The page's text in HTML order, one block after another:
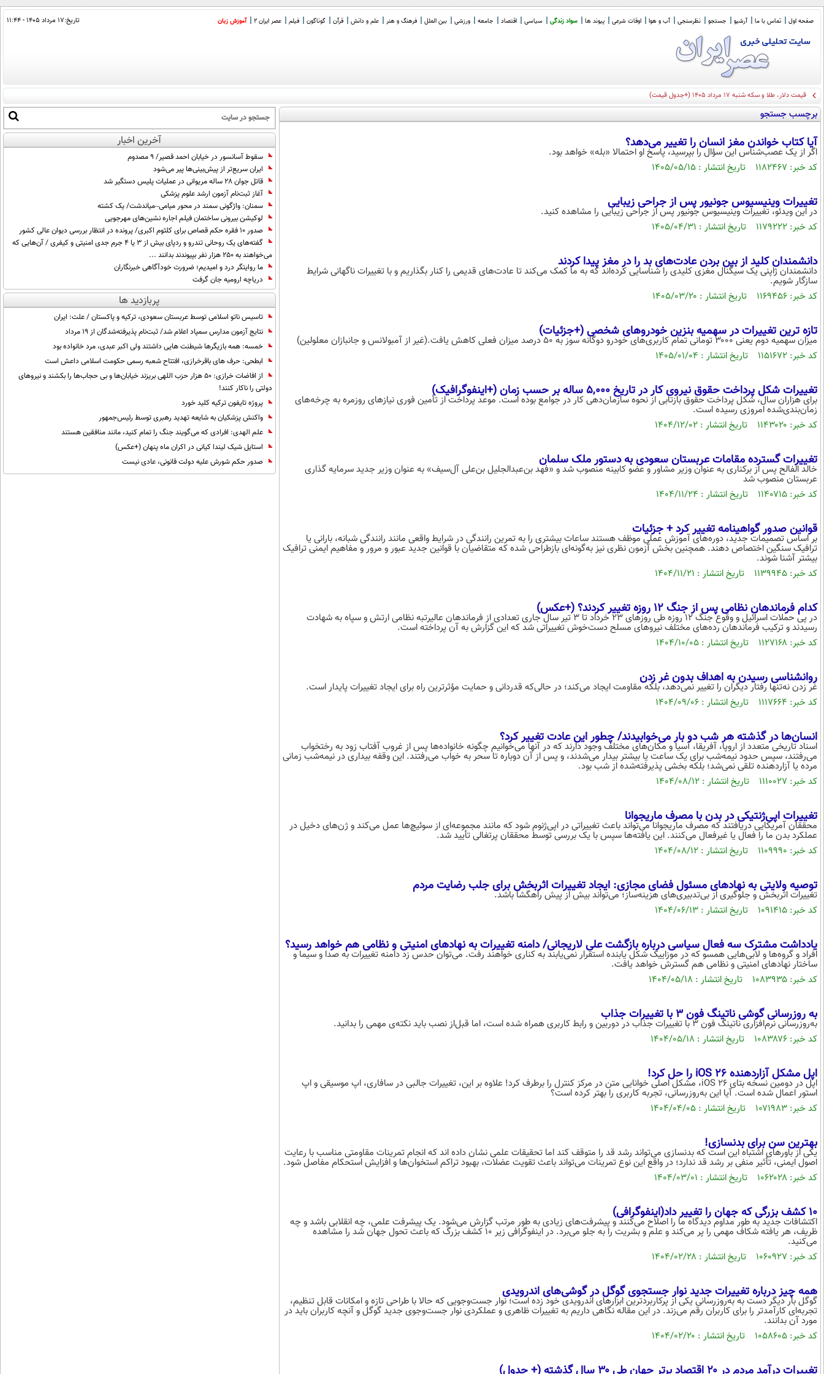
صفحه اول تماس با ما آرشیو جستجو نظرسنجی آب و هوا اوقات شرعی پیوند ها سواد زندگی سیاسی اقتصاد جامعه ورزشی بین الملل فرهنگ و هنر علم و دانش قرآن گوناگون فیلم عصر ایران 2 آموزش زبان تاریخ:۱۷ مرداد ۱۴۰۵ - ۱۱:۴۴
قیمت دلار، طلا و سکه شنبه ۱۷ مرداد ۱۴۰۵ (+جدول قیمت)
برچسب جستجو
آیا کتاب خواندن مغز انسان را تغییر می‌دهد؟
اگر از یک عصب‌شناس این سؤال را بپرسید، پاسخ او احتمالا «بله» خواهد بود.
کد خبر: ۱۱۸۲۴۶۷ تاریخ انتشار : ۱۴۰۵/۰۵/۱۵
تغییرات وینیسیوس جونیور پس از جراحی زیبایی
در این ویدئو، تغییرات وینیسیوس جونیور پس از جراحی زیبایی را مشاهده کنید.
کد خبر: ۱۱۷۹۲۲۲ تاریخ انتشار : ۱۴۰۵/۰۴/۳۱
دانشمندان کلید از بین بردن عادت‌های بد را در مغز پیدا کردند
دانشمندان ژاپنی یک سیگنال مغزی کلیدی را شناسایی کرده‌اند که به ما کمک می‌کند تا عادت‌های قدیمی را کنار بگذاریم و با تغییرات ناگهانی شرایط
سازگار شویم.
کد خبر: ۱۱۶۹۴۵۶ تاریخ انتشار : ۱۴۰۵/۰۳/۲۰
تازه ترین تغییرات در سهمیه بنزین خودروهای شخصی (+جزئیات)
میزان سهمیه دوم یعنی ۳۰۰۰ تومانی تمام کاربری‌های خودرو دوگانه سوز به ۵۰ درصد میزان فعلی کاهش یافت.(غیر از آمبولانس و جانبازان معلولین)
کد خبر: ۱۱۵۱۶۷۲ تاریخ انتشار : ۱۴۰۵/۰۱/۰۴
تغییرات شکل پرداخت حقوق نیروی کار در تاریخ ۵,۰۰۰ ساله بر حسب زمان (+اینفوگرافیک)
برای هزاران سال، شکل پرداخت حقوق بازتابی از نحوه سازمان‌دهی کار در جوامع بوده است. موعد پرداخت از تأمین فوری نیازهای روزمره به چرخه‌های
زمان‌بندی‌شده امروزی رسیده است.
کد خبر: ۱۱۴۳۰۲۰ تاریخ انتشار : ۱۴۰۴/۱۲/۰۲
تغییرات گسترده مقامات عربستان سعودی به دستور ملک سلمان
خالد الفالح پس از برکناری به عنوان وزیر مشاور و عضو کابینه منصوب شد و «فهد بن‌عبدالجلیل بن‌علی آل‌سیف» به عنوان وزیر جدید سرمایه گذاری
عربستان منصوب شد
کد خبر: ۱۱۴۰۷۱۵ تاریخ انتشار : ۱۴۰۴/۱۱/۲۴
قوانین صدور گواهینامه تغییر کرد + جزئیات
بر اساس تصمیمات جدید، دوره‌های آموزش عملی موظف‌ هستند ساعات بیشتری را به تمرین رانندگی در شرایط واقعی مانند رانندگی شبانه، بارانی یا
ترافیک سنگین اختصاص دهند. همچنین بخش آزمون نظری نیز به‌گونه‌ای بازطراحی شده که متقاضیان با قوانین جدید عبور و مرور و مفاهیم ایمنی ترافیک
بیشتر آشنا شوند.
کد خبر: ۱۱۳۹۹۴۵ تاریخ انتشار : ۱۴۰۴/۱۱/۲۱
کدام فرماندهان نظامی پس از جنگ 12 روزه تغییر کردند؟ (+عکس)
در پی حملات اسرائیل و وقوع جنگ ۱۲ روزه طی روزهای ۲۳ خرداد تا ۳ تیر سال جاری تعدادی از فرماندهان عالیرتبه نظامی ارتش و سپاه به شهادت
رسیدند و ترکیب فرماندهان رده‌های مختلف نیروهای مسلح دست‌خوش تغییراتی شد که این گزارش به آن پرداخته است.
کد خبر: ۱۱۲۷۱۶۸ تاریخ انتشار : ۱۴۰۴/۱۰/۰۵
روانشناسی رسیدن به اهداف بدون غر زدن
غر زدن نه‌تنها رفتار دیگران را تغییر نمی‌دهد، بلکه مقاومت ایجاد می‌کند؛ در حالی‌که قدردانی و حمایت مؤثرترین راه برای ایجاد تغییرات پایدار است.
کد خبر: ۱۱۱۷۶۶۴ تاریخ انتشار : ۱۴۰۴/۰۹/۰۶
انسان‌ها در گذشته هر شب دو بار می‌خوابیدند/ چطور این عادت تغییر کرد؟
اسناد تاریخی متعدد از اروپا، آفریقا، آسیا و مکان‌های مختلف وجود دارند که در آنها می‌خوانیم چگونه خانواده‌ها پس از غروب آفتاب زود به رختخواب
می‌رفتند، سپس حدود نیمه‌شب برای یک ساعت یا بیشتر بیدار می‌شدند، و پس از آن دوباره تا سحر به خواب می‌رفتند. این وقفه بیداری در نیمه‌شب زمانی
مرده یا آزاردهنده تلقی نمی‌شد؛ بلکه بخشی پذیرفته‌شده از شب بود.
کد خبر: ۱۱۱۰۰۲۷ تاریخ انتشار : ۱۴۰۴/۰۸/۱۲
تغییرات اپی‌ژنتیکی در بدن با مصرف ماریجوانا
محققان آمریکایی دریافتند که مصرف ماریجوانا می‌تواند باعث تغییراتی در اپی‌ژنوم شود که مانند مجموعه‌ای از سوئیچ‌ها عمل می‌کند و ژن‌های دخیل در
عملکرد بدن ما را فعال یا غیرفعال می‌کنند. این یافته‌ها سپس با یک بررسی توسط محققان پرتغالی تأیید شد.
کد خبر: ۱۱۰۹۹۹۰ تاریخ انتشار : ۱۴۰۴/۰۸/۱۲
توصیه ولایتی به نهادهای مسئول فضای مجازی: ایجاد تغییرات اثربخش برای جلب رضایت مردم
تغییرات اثربخش و جلوگیری از بی‌تدبیری‌های ‎هزینه‌ساز؛ می‌تواند بیش از پیش راهگشا باشد.
کد خبر: ۱۰۹۱۴۱۵ تاریخ انتشار : ۱۴۰۴/۰۶/۱۳
یادداشت مشترک سه فعال سیاسی درباره بازگشت علی لاریجانی/ دامنه تغییرات به نهادهای امنیتی و نظامی هم خواهد رسید؟
افراد و گروه‌ها و لابی‌هایی همسو که در موزاییک شکل یابنده استقرار نمی‌یابند به کناری خواهند رفت. می‌توان حدس زد دامنه تغییرات به صدا و سیما و
ساختار نهادهای امنیتی و نظامی هم گسترش خواهد یافت.
کد خبر: ۱۰۸۳۹۳۵ تاریخ انتشار : ۱۴۰۴/۰۵/۱۸
به‌ روزرسانی گوشی ناتینگ فون ۳ با تغییرات جذاب
به‌روزرسانی نرم‌افزاری ناتینگ فون ۳ با تغییرات جذاب در دوربین و رابط کاربری همراه شده است، اما قبل‌از نصب باید نکته‌ی مهمی را بدانید.
کد خبر: ۱۰۸۳۸۷۶ تاریخ انتشار : ۱۴۰۴/۰۵/۱۸
اپل مشکل آزاردهنده iOS 26 را حل کرد!
اپل در دومین نسخه بتای iOS 26، مشکل اصلی خوانایی متن در مرکز کنترل را برطرف کرد! علاوه بر این، تغییرات جالبی در سافاری، اپ موسیقی و اپ
استور اعمال شده است. آیا این به‌روزرسانی، تجربه کاربری را بهتر کرده است؟
کد خبر: ۱۰۷۱۹۸۳ تاریخ انتشار : ۱۴۰۴/۰۴/۰۵
بهترین سن برای بدنسازی!
یکی از باورهای اشتباه این است که بدنسازی می‌تواند رشد قد را متوقف کند اما تحقیقات علمی نشان داده اند که انجام تمرینات مقاومتی مناسب با رعایت
اصول ایمنی، تأثیر منفی بر رشد قد ندارد؛ در واقع این نوع تمرینات می‌تواند باعث تقویت عضلات، بهبود تراکم استخوان‌ها و افزایش استحکام مفاصل شود.
کد خبر: ۱۰۶۲۰۲۸ تاریخ انتشار : ۱۴۰۴/۰۳/۰۱
۱۰ کشف بزرگی که جهان را تغییر داد(اینفوگرافی)
اکتشافات جدید به طور مداوم دیدگاه ما را اصلاح می‌کنند و پیشرفت‌های زیادی به طور مرتب گزارش می‌شود. یک پیشرفت علمی، چه انقلابی باشد و چه
ظریف، هر یافته شکاف مهمی را پر می‌کند و علم و بشریت را به جلو می‌برد. در اینفوگرافی زیر ۱۰ کشف بزرگ که باعث تحول جهان شد را مشاهده
می‌کنید.
کد خبر: ۱۰۶۰۹۲۷ تاریخ انتشار : ۱۴۰۴/۰۲/۲۸
همه چیز درباره تغییرات جدید نوار جستجوی گوگل در گوشی‌های اندرویدی
گوگل بار دیگر دست به به‌روزرسانی یکی از پرکاربردترین ابزارهای اندرویدی خود زده است؛ نوار جست‌وجویی که حالا با طراحی تازه و امکانات قابل تنظیم،
تجربه‌ای کارآمدتر را برای کاربران رقم می‌زند. در این مقاله نگاهی داریم به تغییرات ظاهری و عملکردی نوار جست‌وجوی جدید گوگل و آنچه کاربران باید در
مورد آن بدانند.
کد خبر: ۱۰۵۸۶۰۵ تاریخ انتشار : ۱۴۰۴/۰۲/۲۰
آخرین اخبار
سقوط آسانسور در خیابان احمد قصیر/ ۹ مصدوم
ایران سریع‌تر از پیش‌بینی‌ها پیر می‌شود
قاتل جوان ۲۸ ساله مریوانی در عملیات پلیس دستگیر شد
آغاز ثبت‌نام آزمون ارشد علوم پزشکی
سمنان: واژگونی سمند در محور میامی–میاندشت/ یک کشته
لوکیشن بیرونی ساختمان فیلم اجاره نشین‌های مهرجویی
صدور ۱۰ فقره حکم قصاص برای کلثوم اکبری/ پرونده در انتظار بررسی دیوان عالی کشور
گفته‌های یک روحانی تندرو و ردپای بیش از ۳ یا ۴ جرم جدی امنیتی و کیفری / آن‌هایی که
می‌خواهند به ۲۵۰ هزار نفر بپیوندند بدانند ...
ما روایتگر درد و امیدیم؛ ضرورت خودآگاهی خبرنگاران
دریاچه ارومیه جان گرفت
پربازدید ها
تاسیس ناتو اسلامی توسط عربستان سعودی، ترکیه و پاکستان / علت: ایران
نتایج آزمون مدارس سمپاد اعلام شد/ ثبت‌نام پذیرفته‌شدگان از ۱۹ مرداد
خمسه: همه بازیگرها شیطنت هایی داشتند ولی اکبر عبدی، مرد خانواده بود
ابطحی: حرف های باقرخرازی، افتتاح شعبه رسمی حکومت اسلامی داعش است
از افاضات خرازی: ۵۰ هزار حزب اللهی بریزند خیابان‌ها و بی حجاب‌ها را بکشند و نیرو‌های
دولتی را ناکار کنند!
پروژه تایفون ترکیه کلید خورد
واکنش پزشکیان به شایعه تهدید رهبری توسط رئیس‌جمهور
علم الهدی: افرادی که می‌گویند جنگ را تمام کنید، مانند منافقین هستند
استایل شیک لیندا کیانی در اکران ماه پنهان (+عکس)
صدور حکم شورش علیه دولت قانونی، عادی نیست